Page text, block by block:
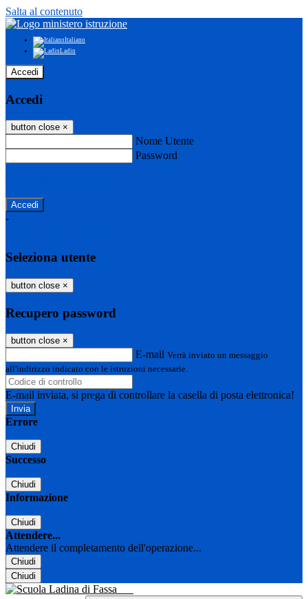
Salta al contenuto
Italiano
Ladin
Accedi
Accedi
button close ×
Nome Utente
Password
-
Seleziona utente
button close ×
Recupero password
button close ×
E-mail Verrà inviato un messaggio
all'indirizzo indicato con le istruzioni necessarie.
E-mail inviata, si prega di controllare la casella di posta elettronica!
Errore
Chiudi
Successo
Chiudi
Informazione
Chiudi
Attendere...
Attendere il completamento dell'operazione...
Chiudi
Chiudi